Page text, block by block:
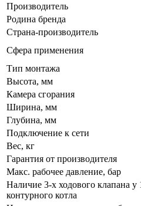
Производитель
Родина бренда
Страна-производитель
Сфера применения
Тип монтажа
Высота, мм
Камера сгорания
Ширина, мм
Глубина, мм
Подключение к сети
Вес, кг
Гарантия от производителя
Макс. рабочее давление, бар
Наличие 3-х ходового клапана у
контурного котла